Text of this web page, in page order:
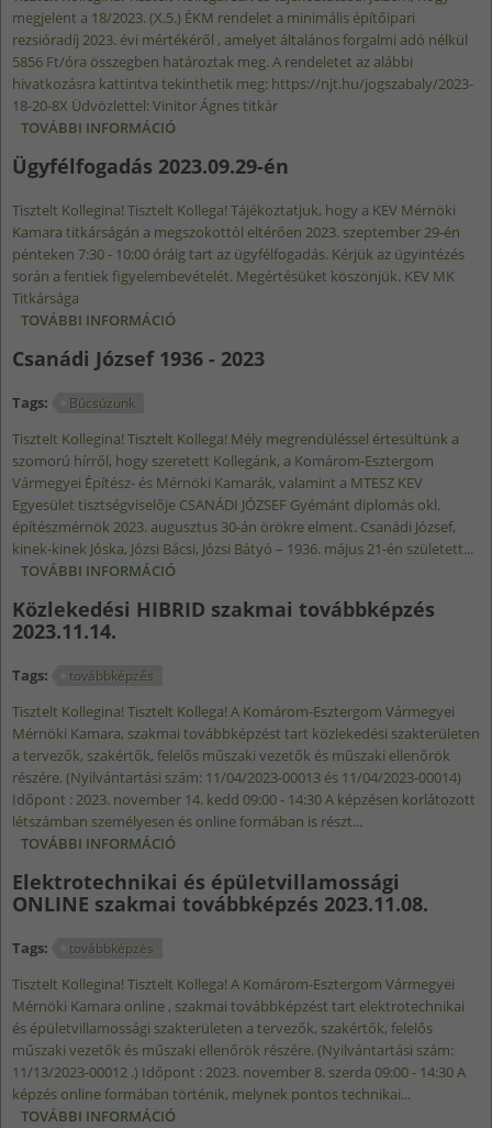
megjelent a 18/2023. (X.5.) ÉKM rendelet a minimális építőipari
rezsióradíj 2023. évi mértékéről , amelyet általános forgalmi adó nélkül
5856 Ft/óra összegben határoztak meg. A rendeletet az alábbi
hivatkozásra kattintva tekinthetik meg: https://njt.hu/jogszabaly/2023-
18-20-8X Üdvözlettel: Vinitor Ágnes titkár
TOVÁBBI INFORMÁCIÓ
TARTALOMMAL KAPCSOLATOSAN
Ügyfélfogadás 2023.09.29-én
Tisztelt Kollegina! Tisztelt Kollega! Tájékoztatjuk, hogy a KEV Mérnöki
Kamara titkárságán a megszokottól eltérően 2023. szeptember 29-én
pénteken 7:30 - 10:00 óráig tart az ügyfélfogadás. Kérjük az ügyintézés
során a fentiek figyelembevételét. Megértésüket köszönjük. KEV MK
Titkársága
TOVÁBBI INFORMÁCIÓ
Csanádi József 1936 - 2023
Tags: Búcsúzunk
Tisztelt Kollegina! Tisztelt Kollega! Mély megrendüléssel értesültünk a
szomorú hírről, hogy szeretett Kollegánk, a Komárom-Esztergom
Vármegyei Építész- és Mérnöki Kamarák, valamint a MTESZ KEV
Egyesület tisztségviselője CSANÁDI JÓZSEF Gyémánt diplomás okl.
építészmérnök 2023. augusztus 30-án örökre elment. Csanádi József,
kinek-kinek Jóska, Józsi Bácsi, Józsi Bátyó – 1936. május 21-én született...
TOVÁBBI INFORMÁCIÓ
Közlekedési HIBRID szakmai továbbképzés
2023.11.14.
Tags: továbbképzés
Tisztelt Kollegina! Tisztelt Kollega! A Komárom-Esztergom Vármegyei
Mérnöki Kamara, szakmai továbbképzést tart közlekedési szakterületen
a tervezők, szakértők, felelős műszaki vezetők és műszaki ellenőrök
részére. (Nyilvántartási szám: 11/04/2023-00013 és 11/04/2023-00014)
Időpont : 2023. november 14. kedd 09:00 - 14:30 A képzésen korlátozott
létszámban személyesen és online formában is részt...
TOVÁBBI INFORMÁCIÓ
Elektrotechnikai és épületvillamossági
ONLINE szakmai továbbképzés 2023.11.08.
Tags: továbbképzés
Tisztelt Kollegina! Tisztelt Kollega! A Komárom-Esztergom Vármegyei
Mérnöki Kamara online , szakmai továbbképzést tart elektrotechnikai
és épületvillamossági szakterületen a tervezők, szakértők, felelős
műszaki vezetők és műszaki ellenőrök részére. (Nyilvántartási szám:
11/13/2023-00012 .) Időpont : 2023. november 8. szerda 09:00 - 14:30 A
képzés online formában történik, melynek pontos technikai...
TOVÁBBI INFORMÁCIÓ